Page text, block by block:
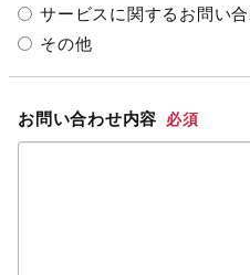
サービスに関するお問い
その他
お問い合わせ内容 必須